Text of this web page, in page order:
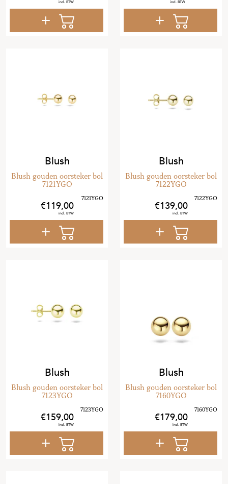
Blush
Blush gouden oorsteker bol
7121YGO
119,00
Blush
Blush gouden oorsteker bol
7122YGO
139,00
Blush
Blush gouden oorsteker bol
7123YGO
159,00
Blush
Blush gouden oorsteker bol
7160YGO
179,00